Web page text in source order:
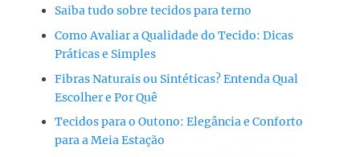
Saiba tudo sobre tecidos para terno
Como Avaliar a Qualidade do Tecido: Dicas
Práticas e Simples
Fibras Naturais ou Sintéticas? Entenda Qual
Escolher e Por Quê
Tecidos para o Outono: Elegância e Conforto
para a Meia Estação